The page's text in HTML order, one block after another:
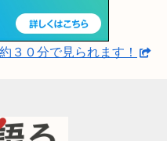
３０分で見られます！